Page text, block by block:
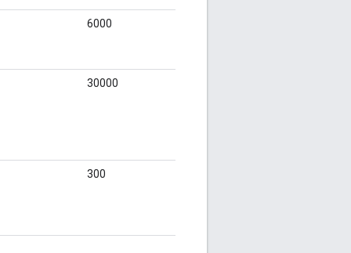
6000
30000
300